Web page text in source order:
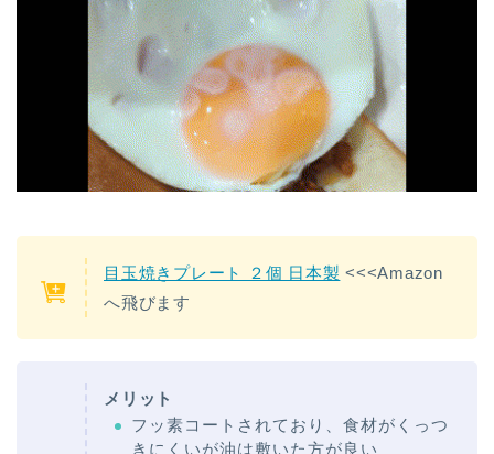
目玉焼きプレート ２個 日本製 <<<Amazon
へ飛びます
メリット
フッ素コートされており、食材がくっつ
きにくいが油は敷いた方が良い